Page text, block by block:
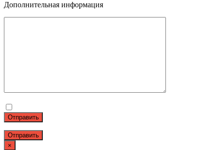
Дополнительная информация
Отправить
×